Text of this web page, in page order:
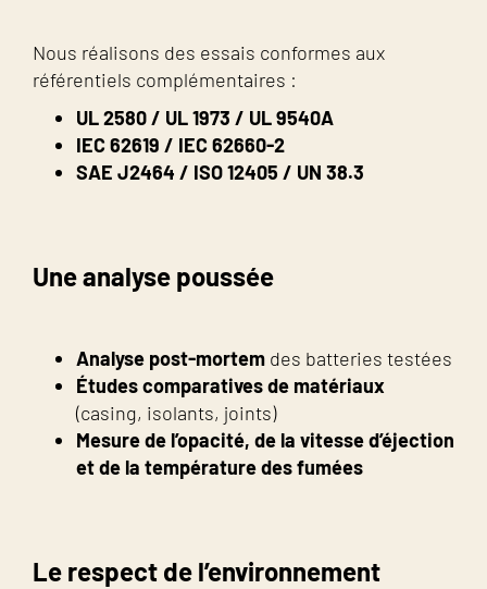
Nous réalisons des essais conformes aux
référentiels complémentaires :
UL 2580 / UL 1973 / UL 9540A
IEC 62619 / IEC 62660-2
SAE J2464 / ISO 12405 / UN 38.3
Une analyse poussée
Analyse post-mortem des batteries testées
Études comparatives de matériaux
(casing, isolants, joints)
Mesure de l’opacité, de la vitesse d’éjection
et de la température des fumées
Le respect de l’environnement